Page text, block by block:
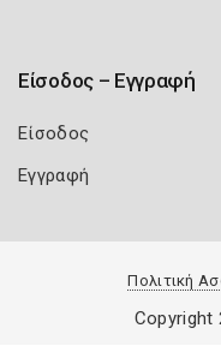
Είσοδος – Εγγραφή
Είσοδος
Εγγραφή
Πολιτική
Copyright